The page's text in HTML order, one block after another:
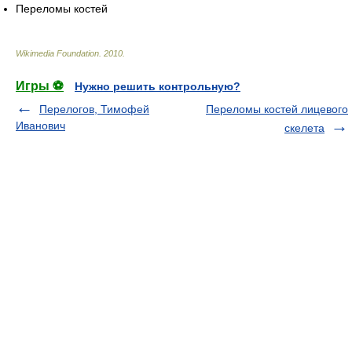
Переломы костей
Wikimedia Foundation 2010
Игры ⚽
Нужно решить контрольную?
Перелогов, Тимофей
Иванович
Переломы костей лицевого
скелета